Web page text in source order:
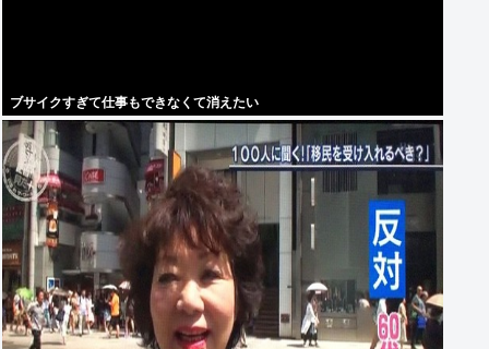
ブサイクすぎて仕事もできなくて消えたい